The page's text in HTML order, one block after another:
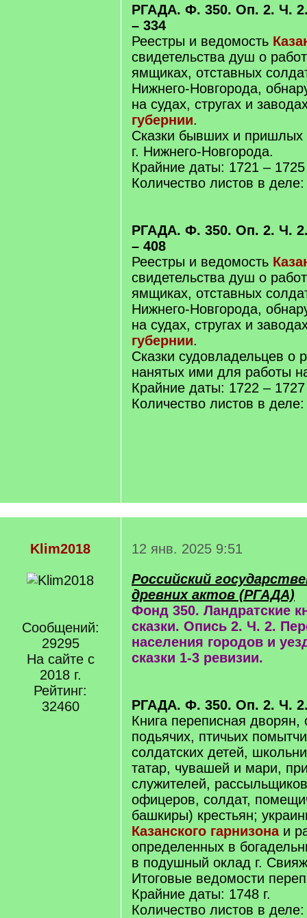
РГАДА. Ф. 350. Оп. 2. Ч.
– 334
Реестры и ведомость
свидетельства душ о
ямщиках, отставных
Нижнего-Новгорода,
на судах, стругах и
губернии.
Сказки бывших и пришлых
г. Нижнего-Новгорода.
Крайние даты: 1721 – 1725
Количество листов в
РГАДА. Ф. 350. Оп. 2. Ч.
– 408
Реестры и ведомость
свидетельства душ о
ямщиках, отставных
Нижнего-Новгорода,
на судах, стругах и
губернии.
Сказки судовладельцев о
нанятых ими для работы
Крайние даты: 1722 – 1727
Количество листов в
Klim2018
Сообщений:
29295
На сайте с
2018 г.
Рейтинг:
32460
12 янв. 2025 9:51
Российский
древних актов (РГАДА)
Фонд 350. Ландратские
сказки. Опись 2. Ч. 2.
населения городов и
сказки 1-3 ревизии.
РГАДА. Ф. 350. Оп. 2. Ч.
Книга переписная дворян,
подьячих, птичьих
солдатских детей,
татар, чувашей и мари,
служителей,
офицеров, солдат,
башкиры) крестьян;
Казанского гарнизонаи
определенных в
в подушный оклад г.
Итоговые ведомости
Крайние даты: 1748 г.
Количество листов в